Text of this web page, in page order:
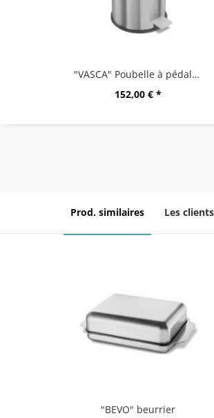
"VASCA" Poubelle à pédale, 3 litres, M
152,00 € *
Prod. similaires Les
"BEVO" beurrier